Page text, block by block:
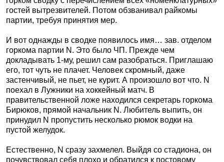
гостей вытрезвителей. Потом обзванивал райкомы
партии, требуя принятия мер.
И вот однажды в сводке появилось имя… зав. отделом
горкома партии N. Это было ЧП. Прежде чем
докладывать 1-му, решил сам разобраться. Приглашаю
его, тот чуть не плачет. Человек скромный, даже
застенчивый, не пьет, не курит. А произошло вот что. N
поехал в Лужники на хоккейный матч. В
правительственной ложе находился секретарь горкома
Бирюков, прямой начальник N. Любитель выпить, он
принудил N пропустить несколько рюмок водки на
пустой желудок.
Естественно, N сразу захмелел. Выйдя со стадиона, он
почувствовал себя плохо и обратился к постовому